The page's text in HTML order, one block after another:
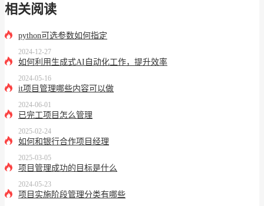
相关阅读
python可选参数如何指定
2024-12-27
如何利用生成式AI自动化工作，提升效率
2024-05-16
it项目管理哪些内容可以做
2024-06-01
已完工项目怎么管理
2025-02-24
如何和银行合作项目经理
2025-03-05
项目管理成功的目标是什么
2024-05-23
项目实施阶段管理分类有哪些